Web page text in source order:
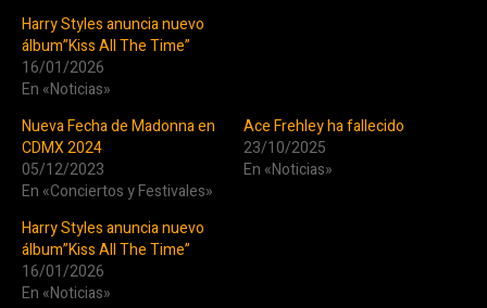
Harry Styles anuncia nuevo
álbum”Kiss All The Time”
16/01/2026
En «Noticias»
Nueva Fecha de Madonna en
CDMX 2024
05/12/2023
En «Conciertos y Festivales»
Ace Frehley ha fallecido
23/10/2025
En «Noticias»
Harry Styles anuncia nuevo
álbum”Kiss All The Time”
16/01/2026
En «Noticias»